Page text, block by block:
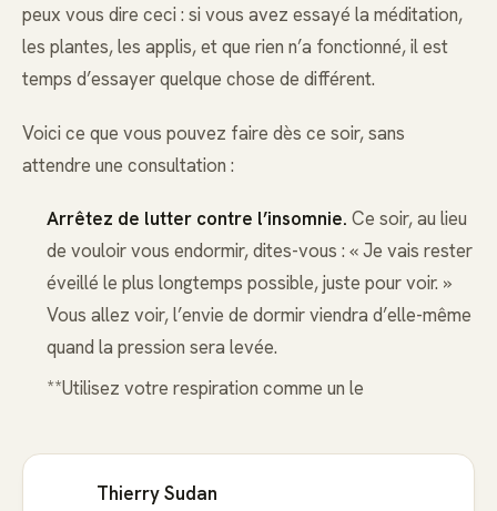
peux vous dire ceci : si vous avez essayé la méditation,
les plantes, les applis, et que rien n’a fonctionné, il est
temps d’essayer quelque chose de différent.
Voici ce que vous pouvez faire dès ce soir, sans
attendre une consultation :
Arrêtez de lutter contre l’insomnie. Ce soir, au lieu
de vouloir vous endormir, dites-vous : « Je vais rester
éveillé le plus longtemps possible, juste pour voir. »
Vous allez voir, l’envie de dormir viendra d’elle-même
quand la pression sera levée.
**Utilisez votre respiration comme un le
Thierry Sudan